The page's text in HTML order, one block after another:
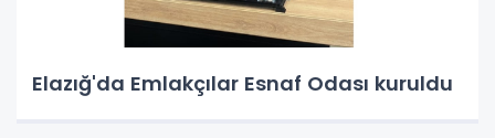
Elazığ'da Emlakçılar Esnaf Odası kuruldu